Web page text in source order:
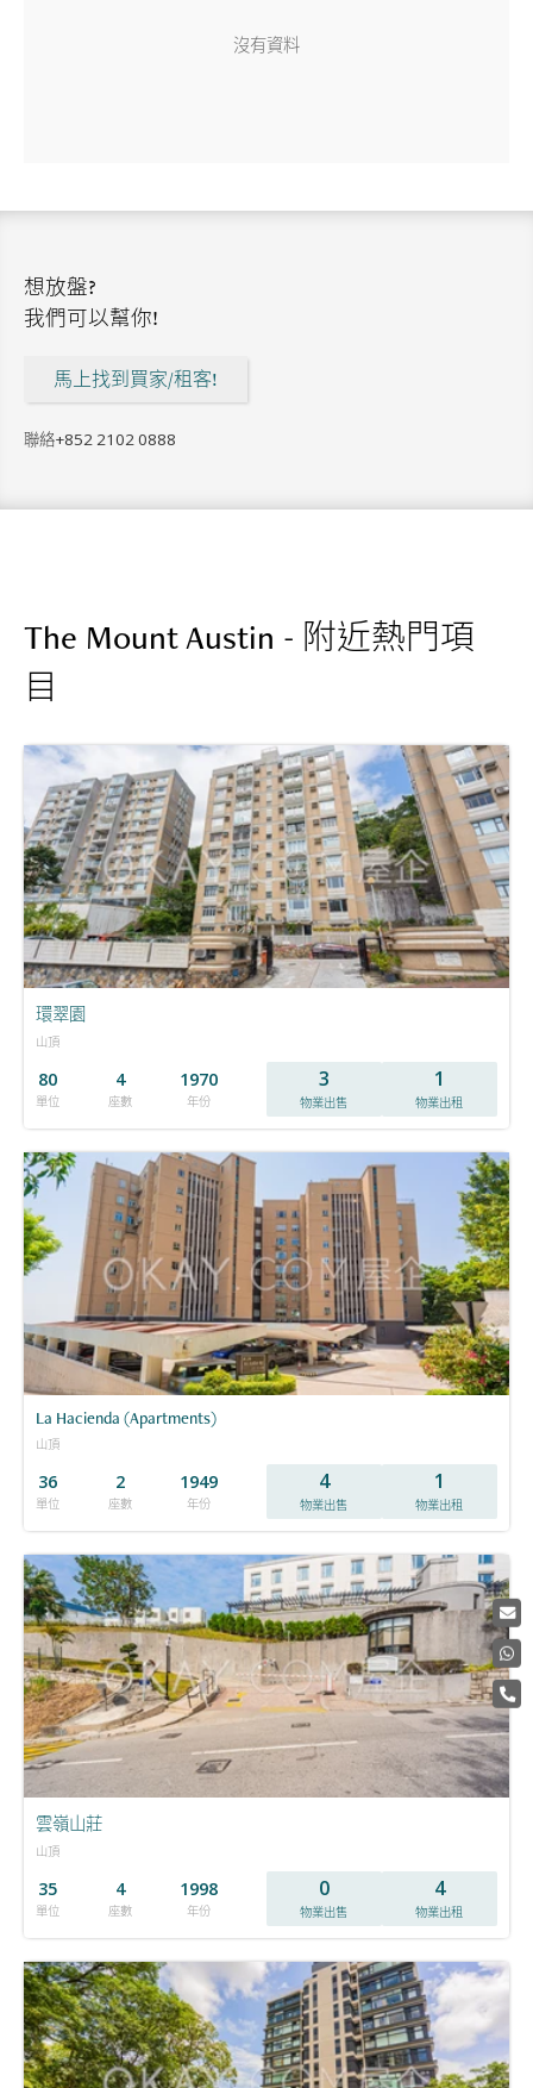
沒有資料
想放盤?
我們可以幫你!
馬上找到買家/租客!
聯絡+852 2102 0888
The Mount Austin - 附近熱門項
目
環翠園
山頂
80
單位
4
座數
1970
年份
3
物業出售
1
物業出租
La Hacienda (Apartments)
山頂
36
單位
2
座數
1949
年份
4
物業出售
1
物業出租
雲嶺山莊
山頂
35
單位
4
座數
1998
年份
0
物業出售
4
物業出租